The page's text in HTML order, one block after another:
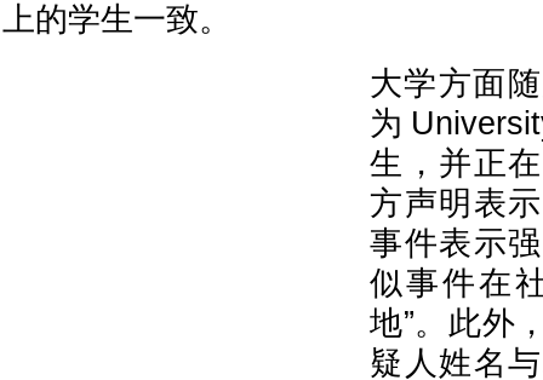
上的学生一致。
大学方面
为
生，并正
方声明表
事件表示
似事件在
地”。此外
疑人姓名